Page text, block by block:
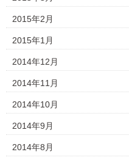
2015年2月
2015年1月
2014年12月
2014年11月
2014年10月
2014年9月
2014年8月